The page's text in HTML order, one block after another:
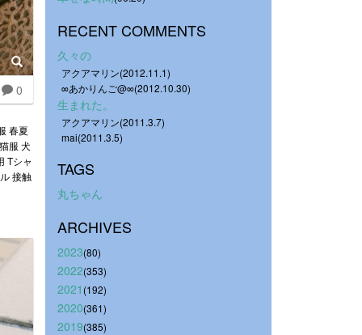
0
春夏
服 犬
Tシャ
接触
RECENT COMMENTS
久々の
アクアマリン(2012.11.1)
∞あかりんご@∞(2012.10.30)
生まれた。
アクアマリン(2011.3.7)
mai(2011.3.5)
TAGS
丸ちゃん
ARCHIVES
2023(80)
2022(353)
2021 (192)
2020(361)
2019(385)